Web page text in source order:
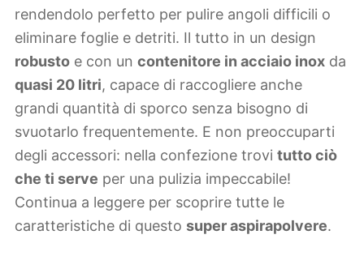
rendendolo perfetto per pulire angoli difficili o
eliminare foglie e detriti. Il tutto in un design
robusto e con un contenitore in acciaio inox da
quasi 20 litri, capace di raccogliere anche
grandi quantità di sporco senza bisogno di
svuotarlo frequentemente. E non preoccuparti
degli accessori: nella confezione trovi tutto ciò
che ti serve per una pulizia impeccabile!
Continua a leggere per scoprire tutte le
caratteristiche di questo super aspirapolvere.